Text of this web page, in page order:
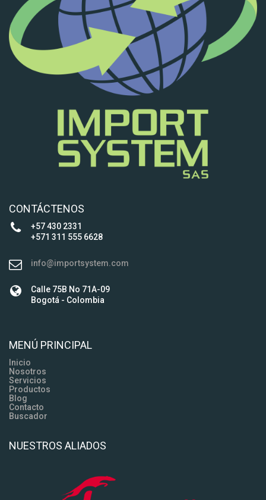
CONTÁCTENOS
+57 430 2331
+571 311 555 6628
info@importsystem.com
Calle 75B No 71A-09
Bogotá - Colombia
MENÚ PRINCIPAL
Inicio
Nosotros
Servicios
Productos
Blog
Contacto
Buscador
NUESTROS ALIADOS